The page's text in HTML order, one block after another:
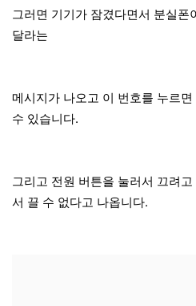
그러면 기기가 잠겼다면서 분실
달라는
메시지가 나오고 이 번호를 누르
수 있습니다.
그리고 전원 버튼을 눌러서 끄려
서 끌 수 없다고 나옵니다.